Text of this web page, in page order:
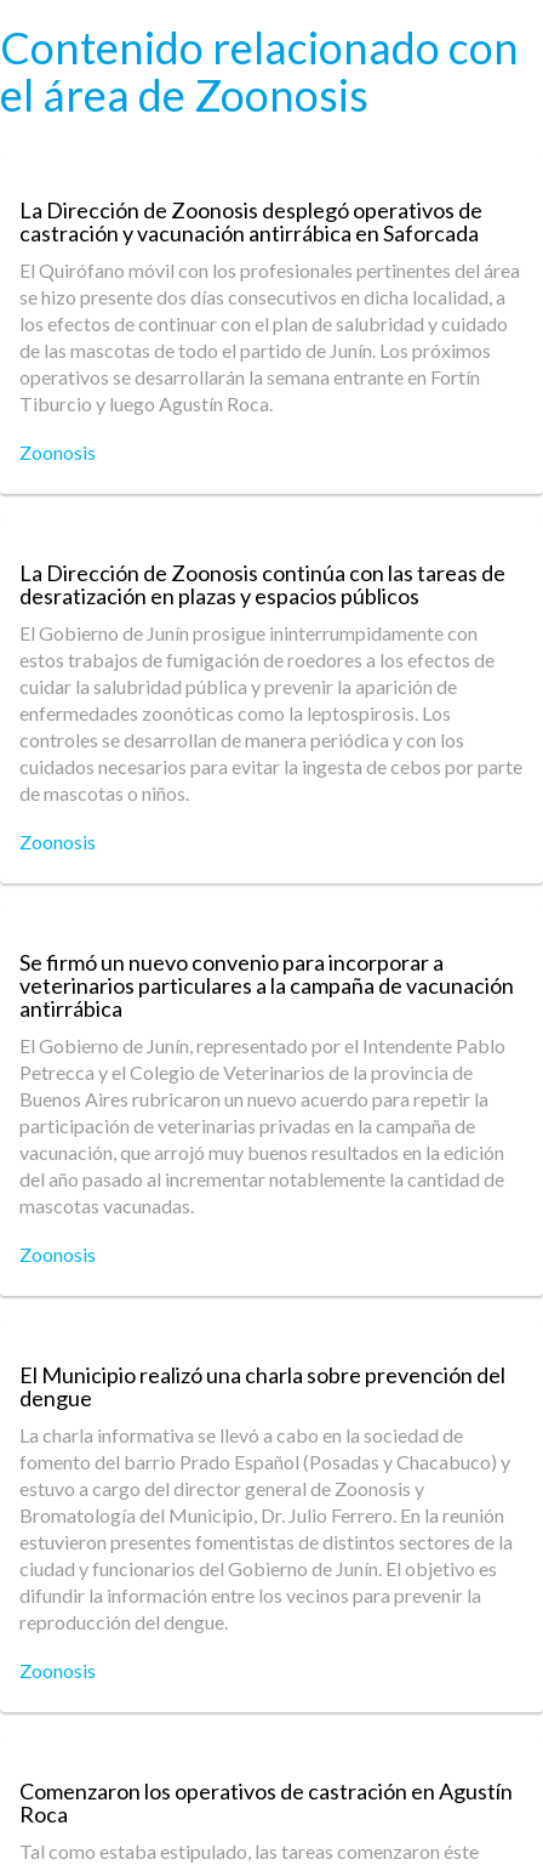
Contenido relacionado con
el área de Zoonosis
La Dirección de Zoonosis desplegó operativos de
castración y vacunación antirrábica en Saforcada
El Quirófano móvil con los profesionales pertinentes del área
se hizo presente dos días consecutivos en dicha localidad, a
los efectos de continuar con el plan de salubridad y cuidado
de las mascotas de todo el partido de Junín. Los próximos
operativos se desarrollarán la semana entrante en Fortín
Tiburcio y luego Agustín Roca.
Zoonosis
La Dirección de Zoonosis continúa con las tareas de
desratización en plazas y espacios públicos
El Gobierno de Junín prosigue ininterrumpidamente con
estos trabajos de fumigación de roedores a los efectos de
cuidar la salubridad pública y prevenir la aparición de
enfermedades zoonóticas como la leptospirosis. Los
controles se desarrollan de manera periódica y con los
cuidados necesarios para evitar la ingesta de cebos por parte
de mascotas o niños.
Zoonosis
Se firmó un nuevo convenio para incorporar a
veterinarios particulares a la campaña de vacunación
antirrábica
El Gobierno de Junín, representado por el Intendente Pablo
Petrecca y el Colegio de Veterinarios de la provincia de
Buenos Aires rubricaron un nuevo acuerdo para repetir la
participación de veterinarias privadas en la campaña de
vacunación, que arrojó muy buenos resultados en la edición
del año pasado al incrementar notablemente la cantidad de
mascotas vacunadas.
Zoonosis
El Municipio realizó una charla sobre prevención del
dengue
La charla informativa se llevó a cabo en la sociedad de
fomento del barrio Prado Español (Posadas y Chacabuco) y
estuvo a cargo del director general de Zoonosis y
Bromatología del Municipio, Dr. Julio Ferrero. En la reunión
estuvieron presentes fomentistas de distintos sectores de la
ciudad y funcionarios del Gobierno de Junín. El objetivo es
difundir la información entre los vecinos para prevenir la
reproducción del dengue.
Zoonosis
Comenzaron los operativos de castración en Agustín
Roca
Tal como estaba estipulado, las tareas comenzaron éste